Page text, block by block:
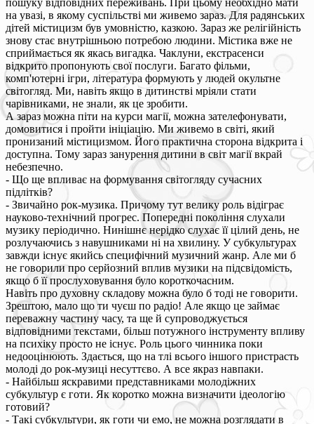
на увазі, в якому суспільстві ми живемо зараз. Для радянських
дітей містицизм був умовністю, казкою. Зараз же релігійність
знову стає внутрішньою потребою людини. Містика вже не
сприймається як якась вигадка. Чаклуни, екстрасенси
відкрито пропонують свої послуги. Багато фільми,
комп'ютерні ігри, література формують у людей окультне
світогляд. Ми, навіть якщо в дитинстві мріяли стати
чарівниками, не знали, як це зробити.
А зараз можна піти на курси магії, можна зателефонувати,
домовитися і пройти ініціацію. Ми живемо в світі, який
пронизаний містицизмом. Його практична сторона відкрита і
доступна. Тому зараз занурення дитини в світ магії вкрай
небезпечно.
- Що ще впливає на формування світогляду сучасних
підлітків?
- Звичайно рок-музика. Причому тут велику роль відіграє
науково-технічний прогрес. Попередні покоління слухали
музику періодично. Нинішнє нерідко слухає її цілий день, не
розлучаючись з навушниками ні на хвилину. У субкультурах
завжди існує якийсь специфічний музичний жанр. Але ми б
не говорили про серйозний вплив музики на підсвідомість,
якщо б її прослуховування було короткочасним.
Навіть про духовну складову можна було б тоді не говорити.
Зрештою, мало що ти чуєш по радіо! Але якщо це займає
переважну частину часу, та ще й супроводжується
відповідними текстами, більш потужного інструменту впливу
на психіку просто не існує. Роль цього чинника поки
недооцінюють. Здається, що на тлі всього іншого пристрасть
молоді до рок-музиці несуттєво. А все якраз навпаки.
- Найбільш яскравими представниками молодіжних
субкультур є готи. Як коротко можна визначити ідеологію
готовий?
- Такі субкультури, як готи чи емо, не можна розглядати в